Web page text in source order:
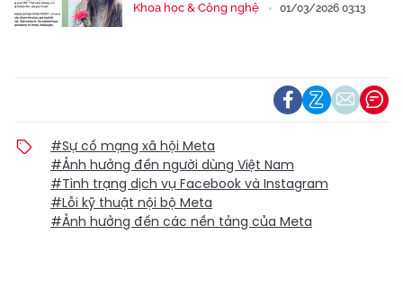
Khoa học & Công nghệ 01/03/2026 03:13
#Sự cố mạng xã hội Meta
#Ảnh hưởng đến người dùng Việt Nam
#Tình trạng dịch vụ Facebook và Instagram
#Lỗi kỹ thuật nội bộ Meta
#Ảnh hưởng đến các nền tảng của Meta